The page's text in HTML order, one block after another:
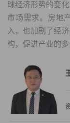
球经济形势的变
市场需求。房地
入，也加剧了经
构，促进产业的